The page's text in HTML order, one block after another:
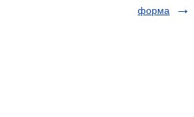
форма